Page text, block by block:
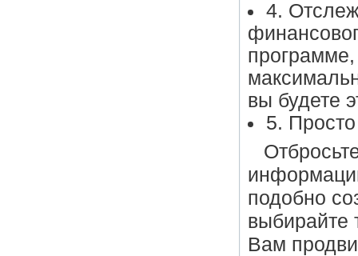
4.
вы будете
5.
подобно
выбирайте
Вам